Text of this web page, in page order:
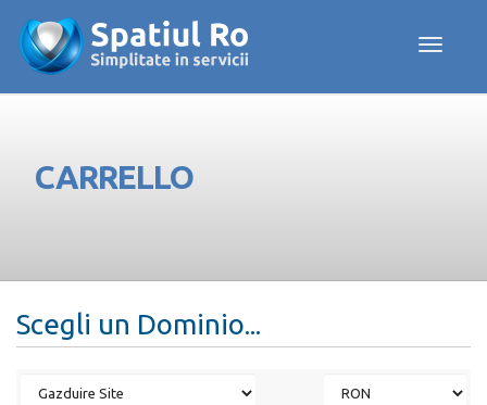
Toggle
CARRELLO
Scegli un Dominio...